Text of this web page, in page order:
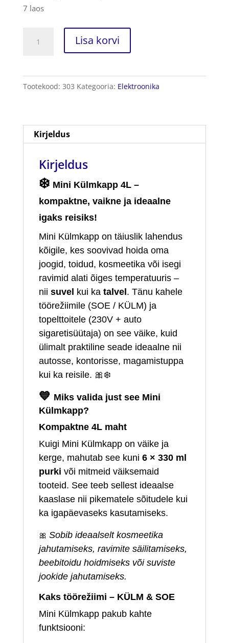
7 laos
Külmkapp
Lisa korvi
Tootekood: 303 Kategooria: Elektroonika
Kirjeldus
Kirjeldus
❄️ Mini Külmkapp 4L –
kompaktne, vaikne ja ideaalne
igaks reisiks!
Mini Külmkapp on täiuslik lahendus
kõigile, kes soovivad hoida oma
joogid, toidud, kosmeetika või isegi
ravimid alati õiges temperatuuris –
nii suvel kui ka talvel. Tänu kahele
töörežiimile (SOE / KÜLM) ja
topelttoitele (230V + auto
sigaretisüütaja) on see väike, kuid
ülimalt praktiline seade ideaalne nii
autosse, kontorisse, magamistuppa
kui ka reisile. 🎀❄️
💙 Miks valida just see Mini
Külmkapp?
Kompaktne 4L maht
Kuigi Mini Külmkapp on väike ja
kerge, mahutab see kuni 6 × 330 ml
purki või mitmeid väiksemaid
tooteid. See teeb sellest ideaalse
kaaslase nii pikematele sõitudele kui
ka igapäevaseks kasutamiseks.
🎀 Sobib ideaalselt kosmeetika
jahutamiseks, ravimite säilitamiseks,
beebitoidu hoidmiseks või suviste
jookide jahutamiseks.
Kaks töörežiimi – KÜLM & SOE
Mini Külmkapp pakub kahte
funktsiooni: